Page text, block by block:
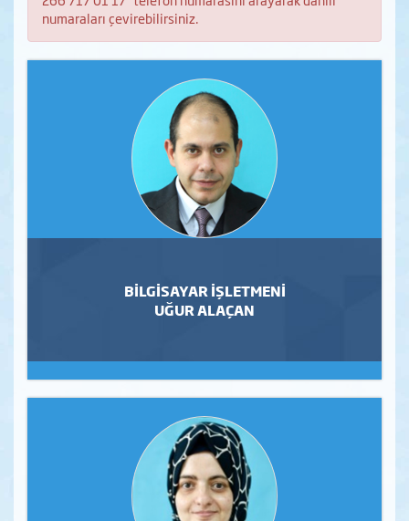
numaraları çevirebilirsiniz.
BİLGİSAYAR İŞLETMENİ
UĞUR ALAÇAN